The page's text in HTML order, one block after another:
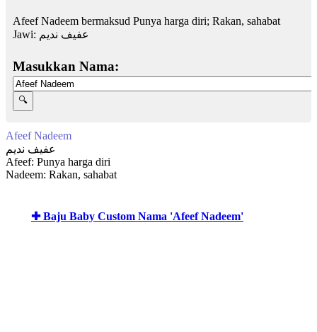
Afeef Nadeem bermaksud Punya harga diri; Rakan, sahabat
Jawi: عفيف نديم
Masukkan Nama:
Afeef Nadeem
عفيف نديم
Afeef: Punya harga diri
Nadeem: Rakan, sahabat
✚ Baju Baby Custom Nama 'Afeef Nadeem'